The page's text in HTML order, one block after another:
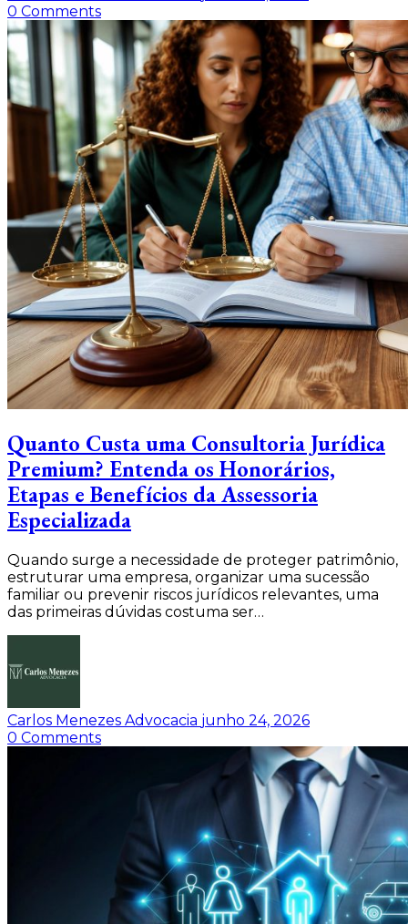
0 Comments
Quanto Custa uma Consultoria Jurídica
Premium? Entenda os Honorários,
Etapas e Benefícios da Assessoria
Especializada
Quando surge a necessidade de proteger patrimônio,
estruturar uma empresa, organizar uma sucessão
familiar ou prevenir riscos jurídicos relevantes, uma
das primeiras dúvidas costuma ser…
Carlos Menezes Advocacia junho 24, 2026
0 Comments